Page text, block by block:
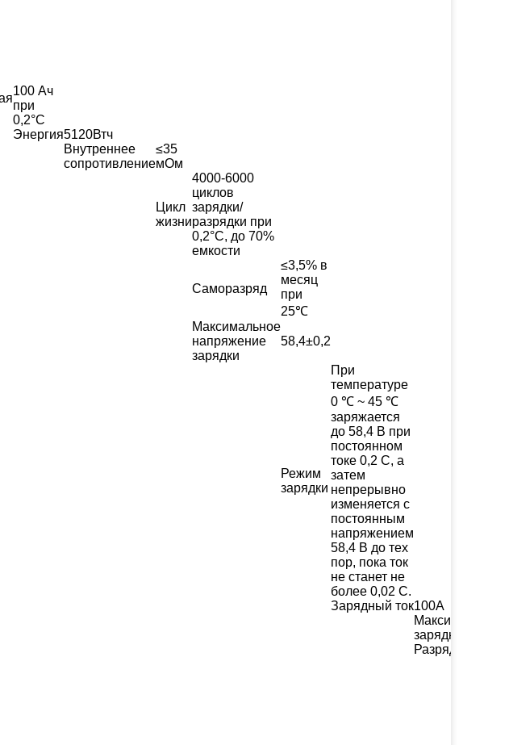
100 Ач
при
0,2°С
Энергия5120Втч
Внутреннее
сопротивление
≤35
мОм
Цикл
жизни
4000-6000
циклов
зарядки/
разрядки при
0,2°C, до 70%
емкости
Саморазряд
≤3,5% в
месяц
при
25℃
Максимальное
напряжение
зарядки
58,4±0,2
Режим
зарядки
При
температуре
0 ℃ ~ 45 ℃
заряжается
до 58,4 В при
постоянном
токе 0,2 С, а
затем
непрерывно
изменяется с
постоянным
напряжением
58,4 В до тех
пор, пока ток
не станет не
более 0,02 С.
Зарядный ток100А
Максимальный
зарядный ток
Разрядный ток